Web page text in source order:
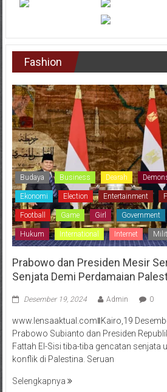
Fashion
Budaya Business Dearah
Ekonomi Election Entertainment
Football Game Girl Government
Hukum International Internet
Prabowo dan Presiden Mesir
Senjata Demi Perdamaian
Desember 19, 2024 Admin 0
www.lensaaktual.comǁKairo,19
Prabowo Subianto dan Presiden
Fattah El-Sisi tiba-tiba gencatan senjata
konflik di Palestina. Seruan
Selengkapnya